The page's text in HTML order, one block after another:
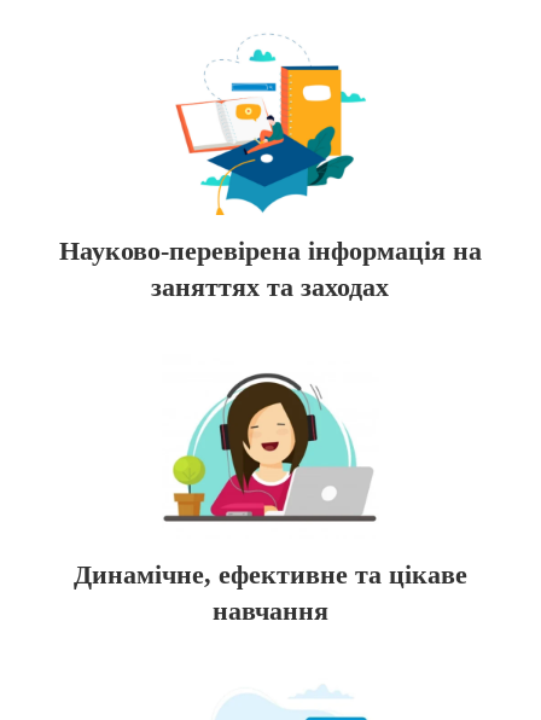
Науково-перевірена інформація на
заняттях та заходах
Динамічне, ефективне та цікаве
навчання